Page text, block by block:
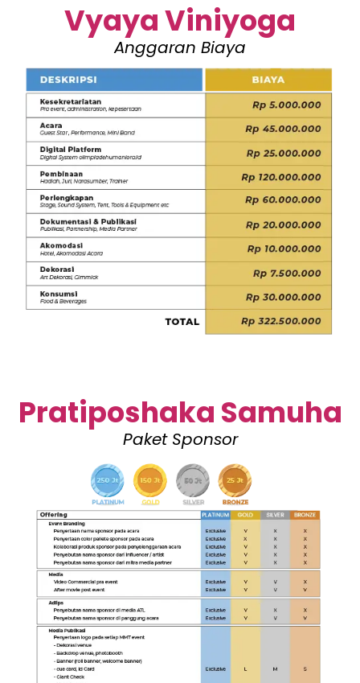
Vyaya Viniyoga
Anggaran Biaya
Pratiposhaka Samuha
Paket Sponsor